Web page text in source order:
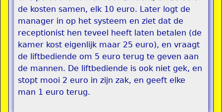
de kosten samen, elk 10 euro. Later logt de
manager in op het systeem en ziet dat de
receptionist hen teveel heeft laten betalen (de
kamer kost eigenlijk maar 25 euro), en vraagt
de liftbediende om 5 euro terug te geven aan
de mannen. De liftbediende is ook niet gek, en
stopt mooi 2 euro in zijn zak, en geeft elke
man 1 euro terug.